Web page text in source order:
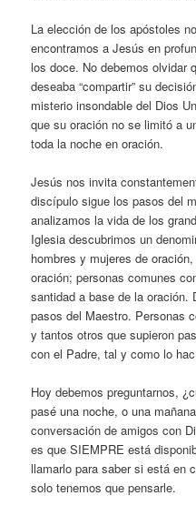
La elección de los apóstoles
encontramos a Jesús en
los doce. No debemos olvidar
deseaba “compartir” su
misterio insondable del Dios
que su oración no se limitó a
toda la noche en oración.
Jesús nos invita
discípulo sigue los pasos del
analizamos la vida de los
Iglesia descubrimos un
hombres y mujeres de oración,
oración; personas comunes
santidad a base de la oración.
pasos del Maestro. Personas
y tantos otros que supieron
con el Padre, tal y como lo
Hoy debemos preguntarnos,
pasé una noche, o una
conversación de amigos con
es que SIEMPRE está
llamarlo para saber si está en
solo tenemos que pensarle.